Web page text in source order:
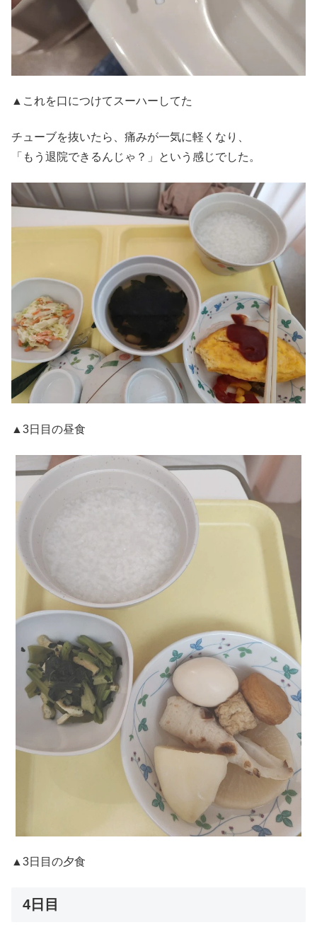
▲これを口につけてスーハーしてた
チューブを抜いたら、痛みが一気に軽くなり、
「もう退院できるんじゃ？」という感じでした。
▲3日目の昼食
▲3日目の夕食
4日目